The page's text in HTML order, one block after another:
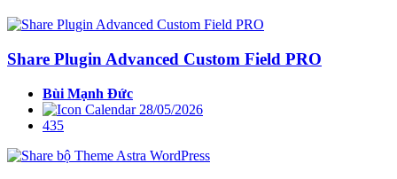
Share Plugin Advanced Custom Field PRO
Bùi Mạnh Đức
28/05/2026
435